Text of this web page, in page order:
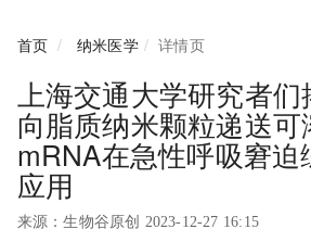
首页 纳米医学 详情页
上海交通大学研究者
向脂质纳米颗粒递送可
mRNA在急性呼吸窘迫
应用
来源：生物谷原创 2023-12-27 16:15